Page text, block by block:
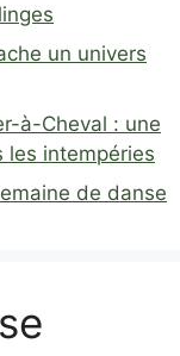
un univers
à-Cheval : une
les intempéries
de danse